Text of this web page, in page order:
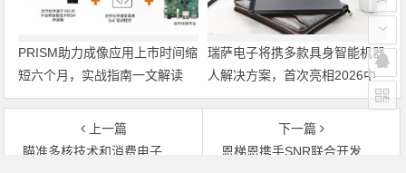
PRISM助力成像应用上市时间缩
短六个月，实战指南一文解读
瑞萨电子将携多款具身智能机器
人解决方案，首次亮相2026中
国具身智能机器人产业大会
上一篇
瞄准多核技术和消费电子市场，Power处理器架构组织重整旗鼓谋求新发展
下一篇
恩梯恩携手SNR联合开发轮毂轴承，提高汽车安全控制性能